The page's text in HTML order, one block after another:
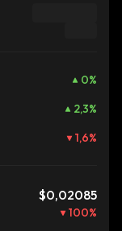
0%
2,3%
1,6%
$0,02085
100%